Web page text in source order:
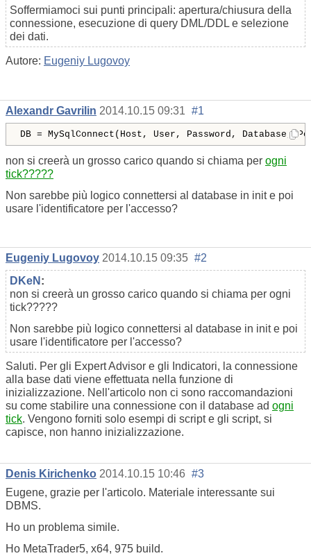
Soffermiamoci sui punti principali: apertura/chiusura della
connessione, esecuzione di query DML/DDL e selezione
dei dati.
Autore: Eugeniy Lugovoy
Alexandr Gavrilin 2014.10.15 09:31 #1
DB = MySqlConnect(Host, User, Password,
non si creerà un grosso carico quando si chiama per ogni
tick?????
Non sarebbe più logico connettersi al database in init e poi
usare l'identificatore per l'accesso?
Eugeniy Lugovoy 2014.10.15 09:35 #2
DKeN :
non si creerà un grosso carico quando si chiama per ogni
tick?????
Non sarebbe più logico connettersi al database in init e poi
usare l'identificatore per l'accesso?
Saluti. Per gli Expert Advisor e gli Indicatori, la connessione
alla base dati viene effettuata nella funzione di
inizializzazione. Nell'articolo non ci sono raccomandazioni
su come stabilire una connessione con il database ad ogni
tick. Vengono forniti solo esempi di script e gli script, si
capisce, non hanno inizializzazione.
Denis Kirichenko 2014.10.15 10:46 #3
Eugene, grazie per l'articolo. Materiale interessante sui
DBMS.
Ho un problema simile.
Ho MetaTrader5, x64, 975 build.